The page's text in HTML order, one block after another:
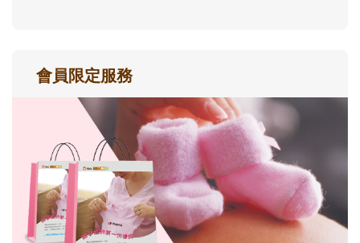
會員限定服務